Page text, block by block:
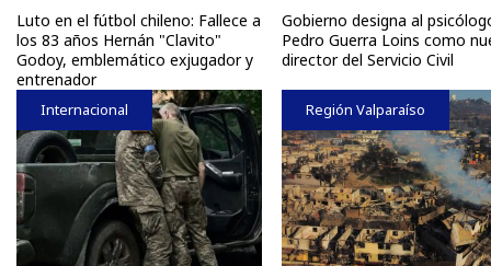
Luto en el fútbol chileno: Fallece a
los 83 años Hernán "Clavito"
Godoy, emblemático exjugador y
entrenador
Gobierno designa al
Pedro Guerra Loins como
director del Servicio Civil
Internacional Región Valparaíso